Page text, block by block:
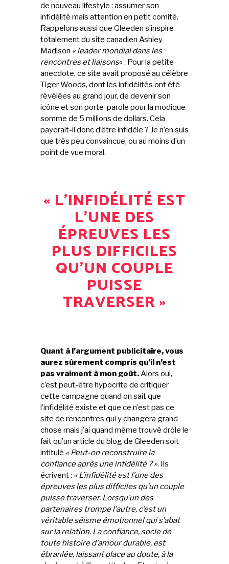
de nouveau lifestyle : assumer son
infidélité mais attention en petit comité.
Rappelons aussi que Gleeden s’inspire
totalement du site canadien Ashley
Madison « leader mondial dans les
rencontres et liaisons« . Pour la petite
anecdote, ce site avait proposé au célèbre
Tiger Woods, dont les infidélités ont été
révélées au grand jour, de devenir son
icône et son porte-parole pour la modique
somme de 5 millions de dollars. Cela
payerait-il donc d’être infidèle ? Je n’en suis
que très peu convaincue, ou au moins d’un
point de vue moral.
« L’INFIDÉLITÉ EST
L’UNE DES
ÉPREUVES LES
PLUS DIFFICILES
QU’UN COUPLE
PUISSE
TRAVERSER »
Quant à l’argument publicitaire, vous
aurez sûrement compris qu’il n’est
pas vraiment à mon goût.Alors oui,
c’est peut-être hypocrite de critiquer
cette campagne quand on sait que
l’infidélité existe et que ce n’est pas ce
site de rencontres qui y changera grand
chose mais j’ai quand même trouvé drôle le
fait qu’un article du blog de Gleeden soit
intitulé « Peut-on reconstruire la
confiance après une infidélité ? ». Ils
écrivent : « L’infidélité est l’une des
épreuves les plus difficiles qu’un couple
puisse traverser. Lorsqu’un des
partenaires trompe l’autre, c’est un
véritable séisme émotionnel qui s’abat
sur la relation. La confiance, socle de
toute histoire d’amour durable, est
ébranlée, laissant place au doute, à la